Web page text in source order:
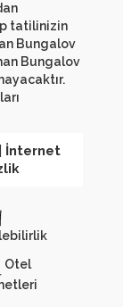
tatilinizin
Bungalov
Bungalov
| İnternet
Otel